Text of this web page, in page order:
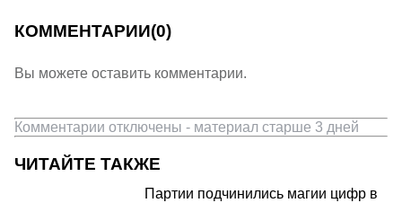
КОММЕНТАРИИ(0)
Вы можете оставить комментарии.
Комментарии отключены - материал старше 3 дней
ЧИТАЙТЕ ТАКЖЕ
Партии подчинились магии цифр в